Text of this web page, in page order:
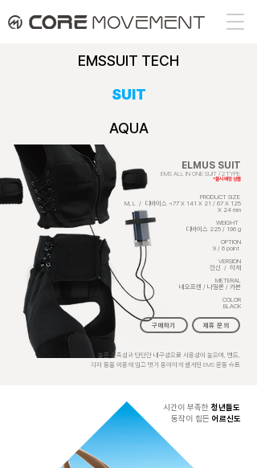
EMSSUIT TECH
SUIT
AQUA
ELMUS SUIT
EMS ALL IN ONE SUIT / 2TYPE
*출시 예정 상품
PRODUCT SIZE
WEIGHT
M, L / 디바이스 - 77 X 141 X 21 / 67 X 125
X 24 mm
디바이스 225 / 196 g
OPTION
VERSION
METERAL
COLOR
구매하기
9 / 6 point
전신 / 하체
네오프렌 / 나일론 / 카본
BLACK
제휴 문의
높은 신축성과 탄탄한 내구성으로 사용성이 높으며, 밴드,
지퍼 등을 이용해 입고 벗기 용이하게 설계된 EMS 운동 슈트
시간이 부족한 청년들도
동작이 힘든 어르신도